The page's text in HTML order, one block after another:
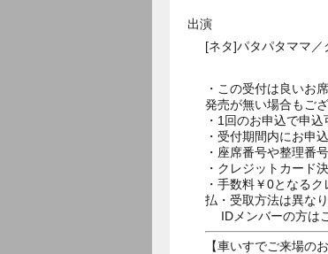
出演
[ネタ]パタパタママ
・この受付は良いお
発売が無い場合もござ
・1回のお申込で申
・受付期間内にお申
・座席番号や整理番
・クレジットカード
・手数料￥0となる
払・受取方法は異なり
IDメンバーの方は
【車いすでご来場の